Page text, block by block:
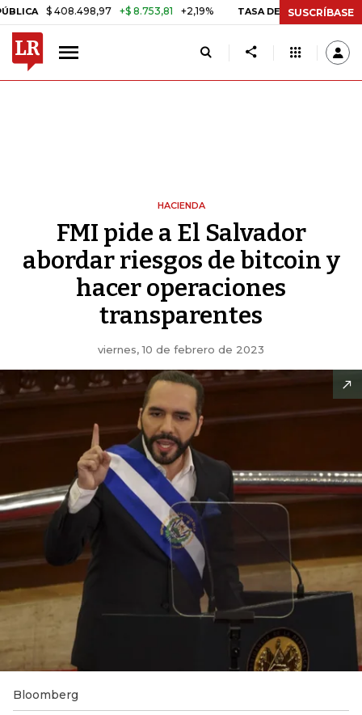
$ 408.498,97 +$ 8.753,81 +2,19% TASA DE USURA CRÉDITOSUSCRÍBASE
HACIENDA
FMI pide a El Salvador
abordar riesgos de bitcoin y
hacer operaciones
transparentes
viernes, 10 de febrero de 2023
Bloomberg